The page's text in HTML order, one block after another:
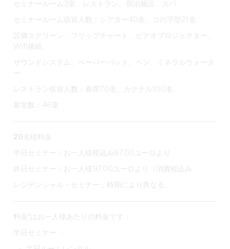
セミナールーム3室、レストラン、宿泊施設、スパ
セミナールーム収容人数：シアター40名、コの字型21名
設備スクリーン、フリップチャート、ビデオプロジェクター、
Wifi接続、
サウンドシステム、ペーパーパッド、ペン、ミネラルウォータ
ー
レストラン収容人数：着席70名、カクテル100名
客室数：46室
20名様料金
半日セミナー：お一人様税込み87.00ユーロより
終日セミナー：お一人様97.00ユーロより（消費税込み
レジデンシャル・セミナー：時期により異なる。
料金*はお一人様あたりの料金です：
半日セミナー ：